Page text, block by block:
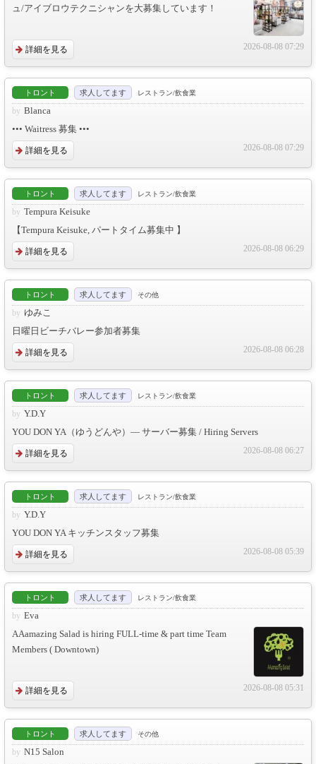
ュ/アイブロウテクニシャンを大募集しています！
詳細を見る 2026-08-08 07:29
トロント 求人してます レストラン/飲食業
Blanca
••• Waitress 募集 •••
詳細を見る 2026-08-08 07:29
トロント 求人してます レストラン/飲食業
Tempura Keisuke
【Tempura Keisuke, パートタイム募集中 】
詳細を見る 2026-08-08 06:29
トロント 求人してます その他
ゆみこ
日曜日ビーチバレー参加者募集
詳細を見る 2026-08-08 06:28
トロント 求人してます レストラン/飲食業
Y.D.Y
YOU DON YA（ゆうどんや）— サーバー募集 / Hiring Servers
詳細を見る 2026-08-08 06:27
トロント 求人してます レストラン/飲食業
Y.D.Y
YOU DON YA キッチンスタッフ募集
詳細を見る 2026-08-08 05:39
トロント 求人してます レストラン/飲食業
Eva
AAamazing Salad is hiring FULL-time & part time Team
Members ( Downtown)
詳細を見る 2026-08-08 05:31
トロント 求人してます その他
N15 Salon